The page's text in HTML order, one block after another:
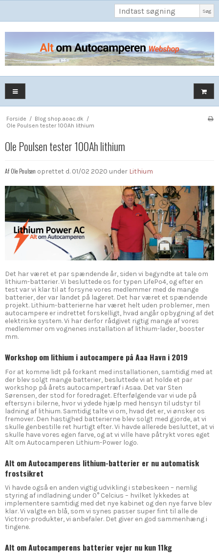
Søg
Forside / Blog shop.aoac.dk /
Ole Poulsen tester 100Ah lithium
Ole Poulsen tester 100Ah lithium
Af Ole Poulsen oprettet d. 01/02 2020 under Lithium
Det har været et par spændende år, siden vi begyndte at tale om
lithium-batterier. Vi besluttede os for typen LifePo4, og efter en
test var vi klar til at forsyne vores medlemmer med de mange
batterier, der var landet på lageret. Det har været et spændende
projekt. Lithium-batterierne har været helt uden problemer, men
autocampere er indrettet forskelligt, hvad angår opbygning af det
elektriske system. Vi har derfor rådgivet rigtig mange af vores
medlemmer om vognenes installation af lithium-lader, booster
mm.
Workshop om lithium i autocampere på Aaa Havn i 2019
For at komme lidt på forkant med installationen, samtidig med at
der blev solgt mange batterier, besluttede vi at holde et par
workshop på årets autocampertræf i Asaa. Det var Sten
Sørensen, der stod for foredraget. Efterfølgende var vi ude på
eftersyn i bilerne, hvor vi ydede hjælp med hensyn til udstyr til
ladning af lithium. Samtidig talte vi om, hvad det er, vi ønsker os
fremover. Den hastighed batterierne blev solgt med gjorde, at vi
skulle genbestille ret hurtigt efter. Vi havde allerede besluttet, at vi
skulle have vores egen farve, og at vi ville have påtrykt vores eget
Alt om Autocamperen Lithium-Power logo.
Alt om Autocamperens lithium-batterier er nu automatisk
frostsikret
Vi havde også en anden vigtig udvikling i støbeskeen – nemlig
styring af indladning under 0° Celcius – hvilket lykkedes at
implementere samtidig med det nye kabinet og den nye farve blev
klar. Vi valgte en blå, som vi synes passer super fint til alle de
Victron-produkter, vi anbefaler. Det giver en god sammenhæng i
tingene.
Alt om Autocamperens batterier vejer nu kun 11kg